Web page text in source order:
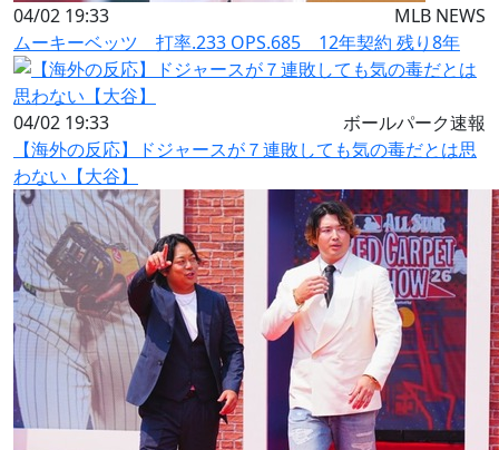
04/02 19:33
MLB NEWS
ムーキーベッツ 打率.233 OPS.685 12年契約 残り8年
04/02 19:33
ボールパーク速報
【海外の反応】ドジャースが７連敗しても気の毒だとは思
わない【大谷】